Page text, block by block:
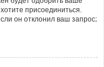
присоединиться.
он отклонил ваш запрос;